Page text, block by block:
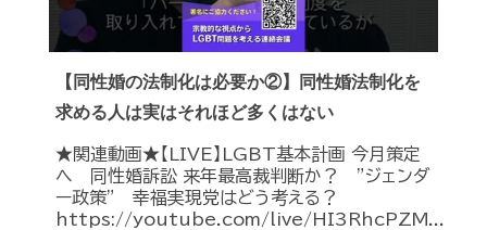
【同性婚の法制化は必要か②】同性婚法制化を
求める人は実はそれほど多くはない
★関連動画★【LIVE】LGBT基本計画 今月策定
へ 同性婚訴訟 来年最高裁判断か？ ”ジェンダ
ー政策” 幸福実現党はどう考える？
https://youtube.com/live/HI3RhcPZM...